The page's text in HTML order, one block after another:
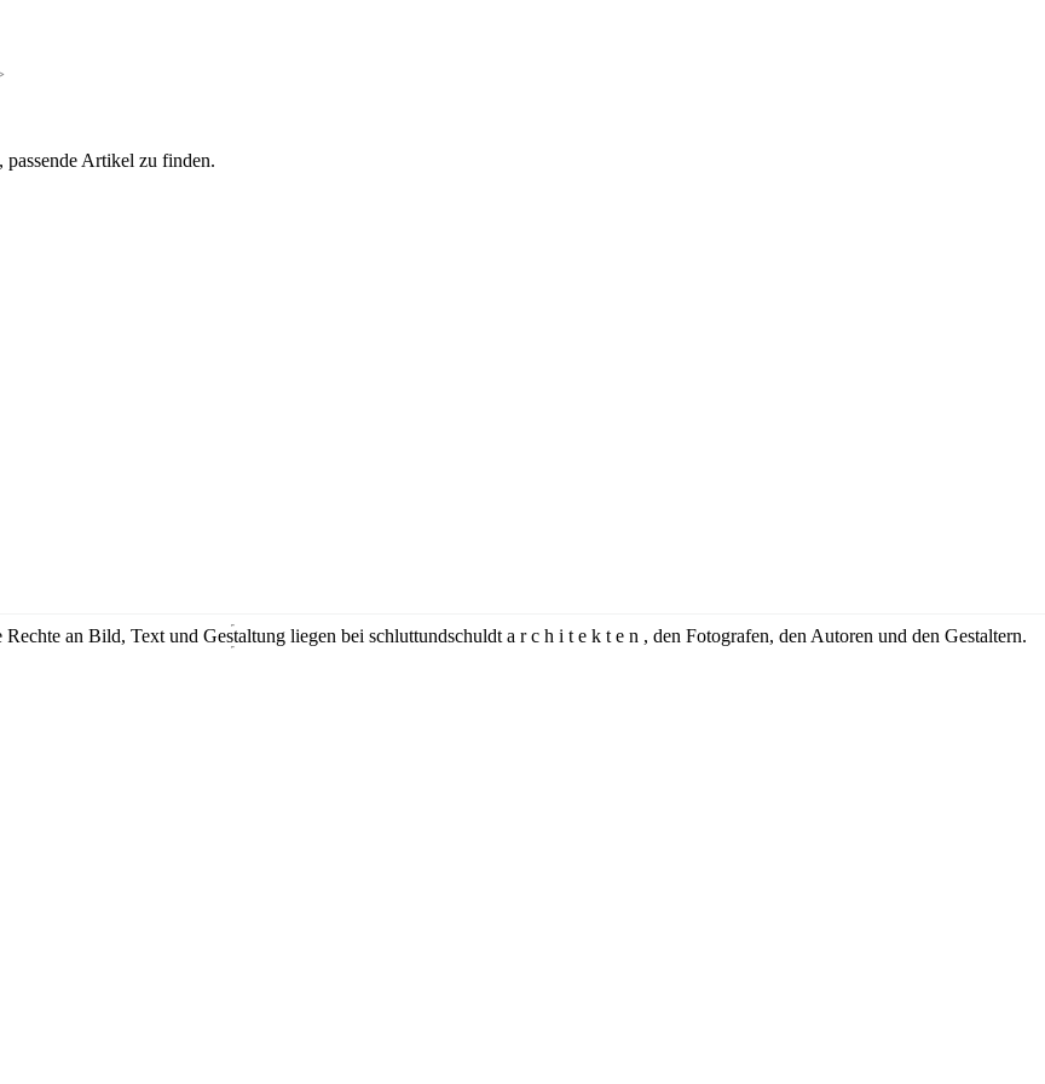
Artikel zu finden.
an Bild, Text und Gestaltung liegen bei schluttundschuldt a r c h i t e k t e n , den Fotografen, den Autoren und den Gestaltern.